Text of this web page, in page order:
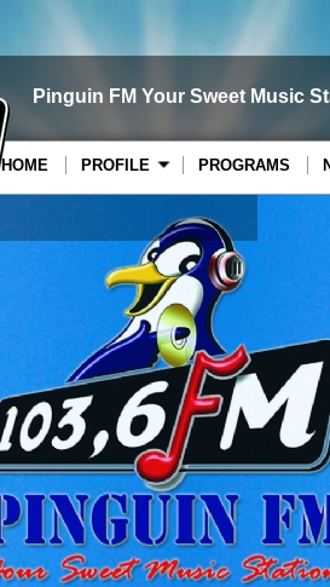
Pinguin FM Your Sweet Music
PROGRAMS
PROFILE
HOME